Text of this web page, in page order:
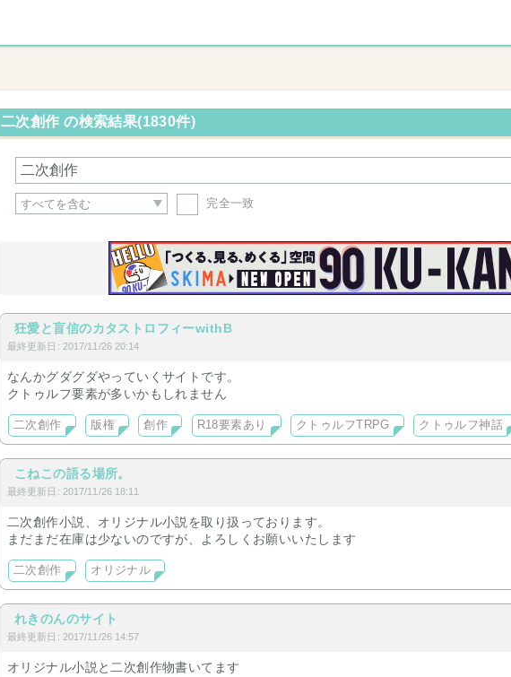
二次創作 の検索結果(1830件)
完全一致
狂愛と盲信のカタストロフィーwithB
最終更新日: 2017/11/26 20:14
なんかグダグダやっていくサイトです。
クトゥルフ要素が多いかもしれません
二次創作 版権 創作 R18要素あり クトゥルフTRPG クトゥルフ神話
こねこの語る場所。
最終更新日: 2017/11/26 18:11
二次創作小説、オリジナル小説を取り扱っております。
まだまだ在庫は少ないのですが、よろしくお願いいたします
二次創作 オリジナル
れきのんのサイト
最終更新日: 2017/11/26 14:57
オリジナル小説と二次創作物書いてます